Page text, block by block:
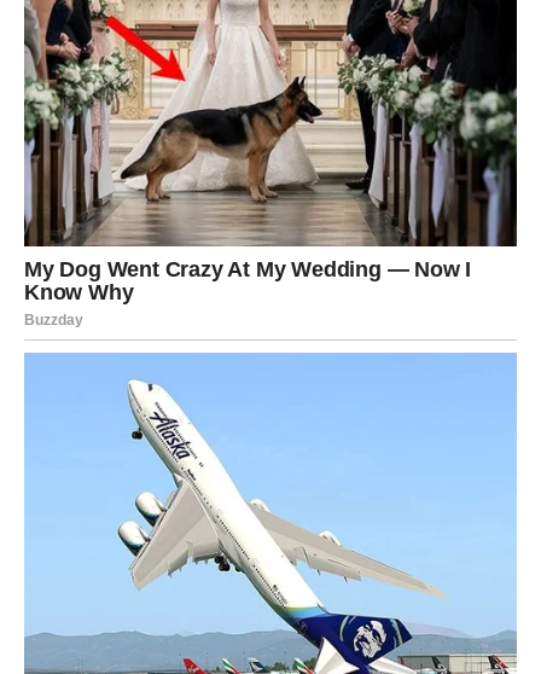
STRELAC
Strelčevi će biti suočeni sa situacijom koja zahteva
ozbiljnost. Iako volite slobodu i spontanost, sada ćete
morati da se suočite sa posledicama nekih ranijih odluka.
Moguće je razočaranje, ali i veliko otkriće koje će vam
pomoći da krenete dalje.
JARAC
Jarčevi će doživeti finansijski šok – ali u pozitivnom
smislu. Neočekivan novac ili prilika dolazi kada je
najmanje očekujete.
U ljubavi – neko pokušava da vam se približi, ali vi to
možda ne primećujete. Obratite pažnju.
VODOLIJA